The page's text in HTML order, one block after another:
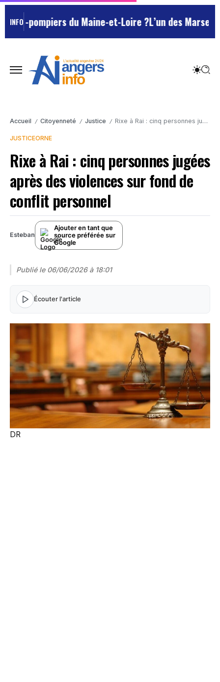
INFO du Maine-et-Loire ?L’un des Marseillais
Accueil / Citoyenneté / Justice / Rixe à Rai : cinq personnes jugées après des violences sur fond de conflit personnel
JUSTICEORNE
Rixe à Rai : cinq personnes jugées
après des violences sur fond de
conflit personnel
Esteban
Ajouter en tant que
source préférée sur
Google
Publié le 06/06/2026 à 18:01
Écouter l'article
DR